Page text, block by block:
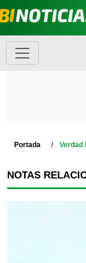
Portada Verdad
NOTAS